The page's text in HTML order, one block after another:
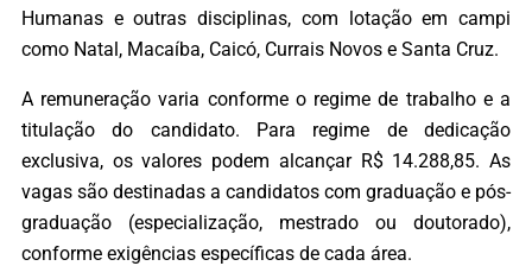
Humanas e outras disciplinas, com lotação em campi
como Natal, Macaíba, Caicó, Currais Novos e Santa Cruz.
A remuneração varia conforme o regime de trabalho e a
titulação do candidato. Para regime de dedicação
exclusiva, os valores podem alcançar R$ 14.288,85. As
vagas são destinadas a candidatos com graduação e pós-
graduação (especialização, mestrado ou doutorado),
conforme exigências específicas de cada área.